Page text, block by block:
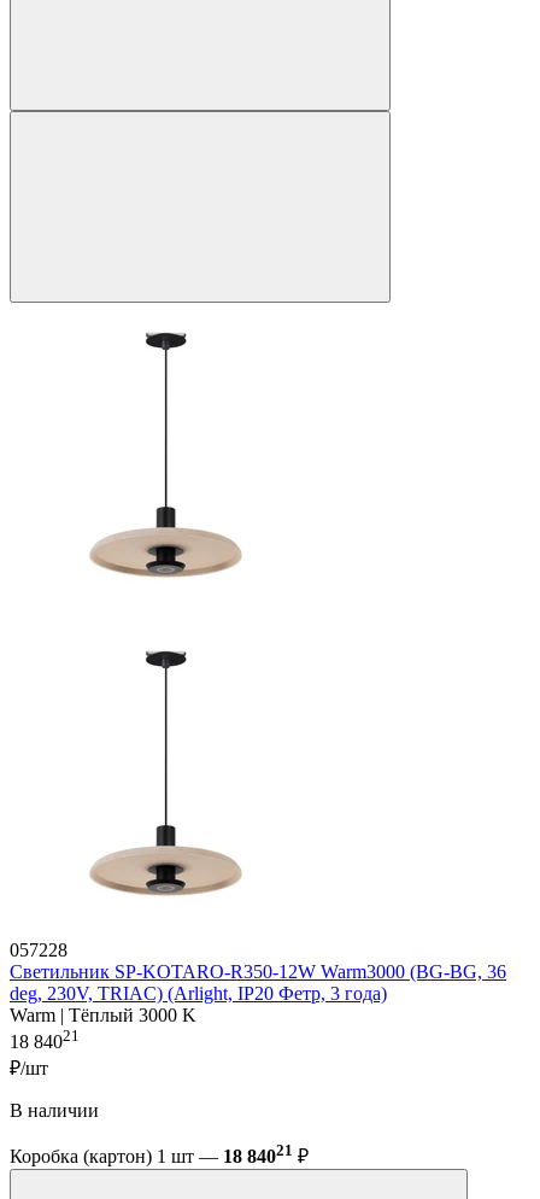
057228
Светильник SP-KOTARO-R350-12W Warm3000 (BG-BG, 36
deg, 230V, TRIAC) (Arlight, IP20 Фетр, 3 года)
Warm | Тёплый 3000 K
18 84021
₽/шт
В наличии
Коробка (картон) 1 шт — 18 84021 ₽